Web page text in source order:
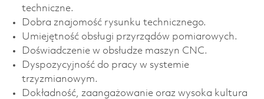
techniczne.
Dobra znajomość rysunku technicznego.
Umiejętność obsługi przyrządów pomiarowych.
Doświadczenie w obsłudze maszyn CNC.
Dyspozycyjność do pracy w systemie
trzyzmianowym.
Dokładność, zaangażowanie oraz wysoka kultura